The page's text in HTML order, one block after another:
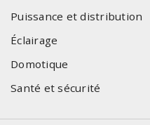
Puissance et distribution
Éclairage
Domotique
Santé et sécurité